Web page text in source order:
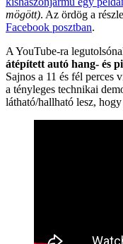
mögött). Az ördög a
Facebook posztban.
A YouTube-ra
átépített autó hang- és
Sajnos a 11 és fél perces
a tényleges technikai
látható/hallható lesz,